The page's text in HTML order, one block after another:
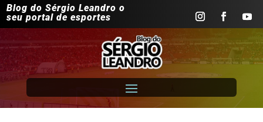
Blog do Sérgio Leandro o
seu portal de esportes